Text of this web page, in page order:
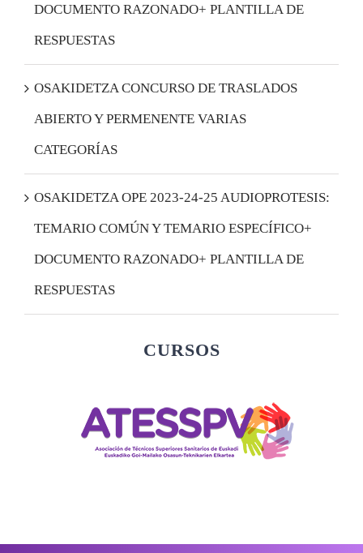
DOCUMENTO RAZONADO+ PLANTILLA DE
RESPUESTAS
OSAKIDETZA CONCURSO DE TRASLADOS
ABIERTO Y PERMENENTE VARIAS
CATEGORÍAS
OSAKIDETZA OPE 2023-24-25 AUDIOPROTESIS:
TEMARIO COMÚN Y TEMARIO ESPECÍFICO+
DOCUMENTO RAZONADO+ PLANTILLA DE
RESPUESTAS
CURSOS